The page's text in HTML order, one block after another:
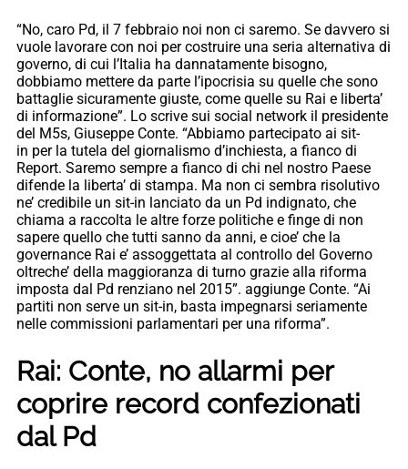
“No, caro Pd, il 7 febbraio noi non ci saremo. Se davvero si
vuole lavorare con noi per costruire una seria alternativa di
governo, di cui l’Italia ha dannatamente bisogno,
dobbiamo mettere da parte l’ipocrisia su quelle che sono
battaglie sicuramente giuste, come quelle su Rai e liberta’
di informazione”. Lo scrive sui social network il presidente
del M5s, Giuseppe Conte. “Abbiamo partecipato ai sit-
in per la tutela del giornalismo d’inchiesta, a fianco di
Report. Saremo sempre a fianco di chi nel nostro Paese
difende la liberta’ di stampa. Ma non ci sembra risolutivo
ne’ credibile un sit-in lanciato da un Pd indignato, che
chiama a raccolta le altre forze politiche e finge di non
sapere quello che tutti sanno da anni, e cioe’ che la
governance Rai e’ assoggettata al controllo del Governo
oltreche’ della maggioranza di turno grazie alla riforma
imposta dal Pd renziano nel 2015”. aggiunge Conte. “Ai
partiti non serve un sit-in, basta impegnarsi seriamente
nelle commissioni parlamentari per una riforma”.
Rai: Conte, no allarmi per
coprire record confezionati
dal Pd